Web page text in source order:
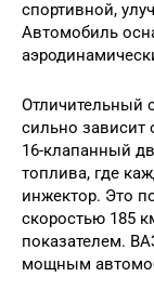
спортивной,
Автомобиль
Отличительный
сильно зависит
16-клапанный
топлива, где
инжектор. Это
скоростью 185
показателем.
мощным